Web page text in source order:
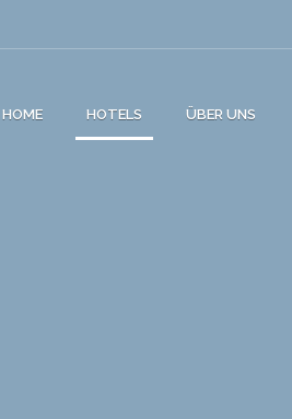
HOME HOTELS ÜBER UNS